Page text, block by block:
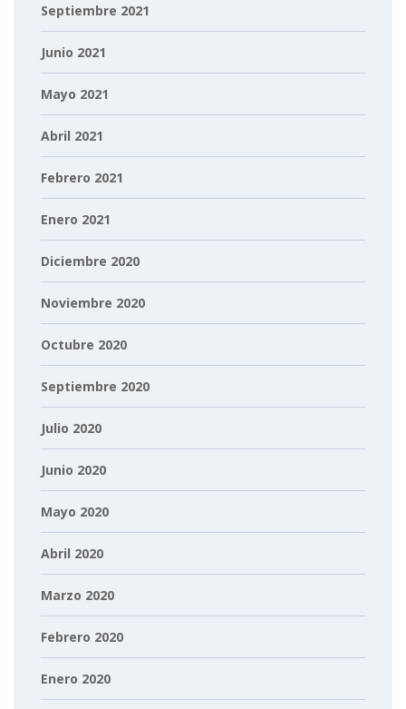
Septiembre 2021
Junio 2021
Mayo 2021
Abril 2021
Febrero 2021
Enero 2021
Diciembre 2020
Noviembre 2020
Octubre 2020
Septiembre 2020
Julio 2020
Junio 2020
Mayo 2020
Abril 2020
Marzo 2020
Febrero 2020
Enero 2020